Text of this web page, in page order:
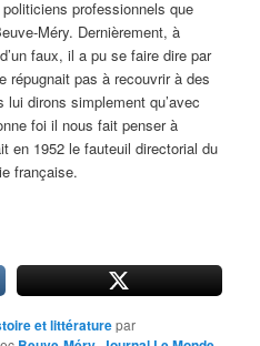
professionnels que
Méry. Dernièrement, à
faux, il a pu se faire dire par
répugnait pas à recouvrir à des
dirons simplement qu’avec
foi il nous fait penser à
en 1952 le fauteuil directorial du
française.
et littératurepar